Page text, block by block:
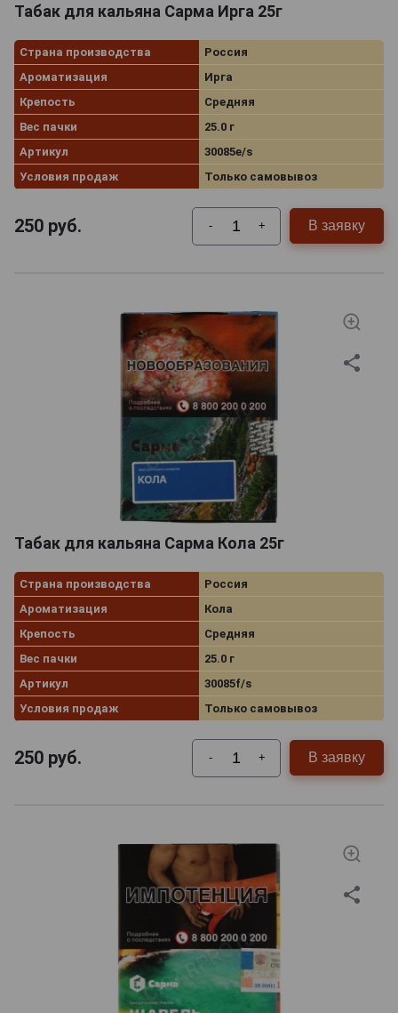
Табак для кальяна Сарма Ирга 25г
Страна производства
Россия
Ароматизация
Ирга
Крепость
Средняя
Вес пачки
25.0 г
Артикул
30085e/s
Условия продаж
Только самовывоз
250 руб. - + В заявку
Табак для кальяна Сарма Кола 25г
Страна производства
Россия
Ароматизация
Кола
Крепость
Средняя
Вес пачки
25.0 г
Артикул
30085f/s
Условия продаж
Только самовывоз
250 руб. - + В заявку